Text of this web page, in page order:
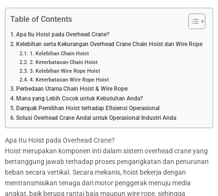
Table of Contents
Apa Itu Hoist pada Overhead Crane?
Kelebihan serta Kekurangan Overhead Crane Chain Hoist dan Wire Rope
1. Kelebihan Chain Hoist
2. Keterbatasan Chain Hoist
3. Kelebihan Wire Rope Hoist
4. Keterbatasan Wire Rope Hoist
Perbedaan Utama Chain Hoist & Wire Rope
Mana yang Lebih Cocok untuk Kebutuhan Anda?
Dampak Pemilihan Hoist terhadap Efisiensi Operasional
Solusi Overhead Crane Andal untuk Operasional Industri Anda
Apa Itu Hoist pada Overhead Crane?
Hoist merupakan komponen inti dalam sistem overhead crane yang
bertanggung jawab terhadap proses pengangkatan dan penurunan
beban secara vertikal. Secara mekanis, hoist bekerja dengan
mentransmisikan tenaga dari motor penggerak menuju media
angkat, baik berupa rantai baja maupun wire rope, sehingga